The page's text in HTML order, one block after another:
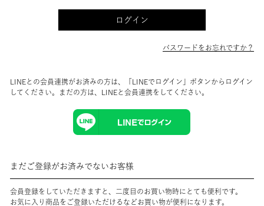
ログイン
パスワードをお忘れですか？
LINEとの会員連携がお済みの方は、「LINEでログイン」ボタンからログイン
してください。まだの方は、 LINEと会員連携をしてください。
まだご登録がお済みでないお客様
会員登録をしていただきますと、二度目のお買い物時にとても便利です。
お気に入り商品をご登録いただけるなどお買い物が便利になります。